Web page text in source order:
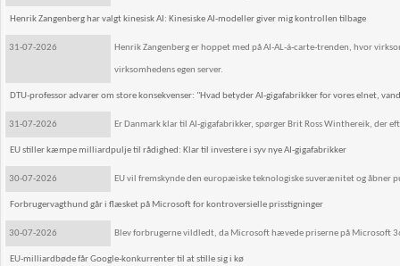
Henrik Zangenberg har valgt kinesisk AI: Kinesiske AI-modeller giver mig kontrollen tilbage
31-07-2026 Henrik Zangenberg er hoppet med på AI-AL-á-carte-trenden, hvor
virksomhedens egen server.
DTU-professor advarer om store konsekvenser: "Hvad betyder AI-gigafabrikker for vores elnet,
31-07-2026 Er Danmark klar til AI-gigafabrikker, spørger Brit Ross Winthereik, der
EU stiller kæmpe milliardpulje til rådighed: Klar til investere i syv nye AI-gigafabrikker
30-07-2026 EU vil fremskynde den europæiske teknologiske suverænitet og åbner
Forbrugervagthund går i flæsket på Microsoft for kontroversielle prisstigninger
30-07-2026 Blev forbrugerne vildledt, da Microsoft hævede priserne på Microsoft
EU-milliardbøde får Google-konkurrenter til at stille sig i kø